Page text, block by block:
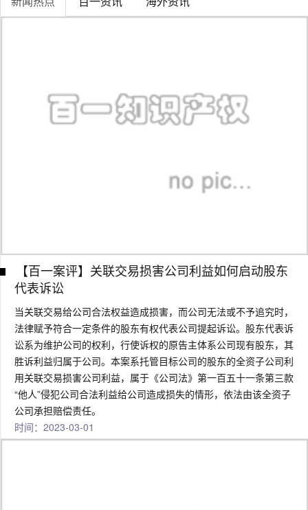
【百一案评】关联交易损害公司利益如何启动股东
代表诉讼
当关联交易给公司合法权益造成损害，而公司无法或不予追究时，
法律赋予符合一定条件的股东有权代表公司提起诉讼。股东代表诉
讼系为维护公司的权利，行使诉权的原告主体系公司现有股东，其
胜诉利益归属于公司。本案系托管目标公司的股东的全资子公司利
用关联交易损害公司利益，属于《公司法》第一百五十一条第三款
“他人”侵犯公司合法利益给公司造成损失的情形，依法由该全资子
公司承担赔偿责任。
时间：2023-03-01